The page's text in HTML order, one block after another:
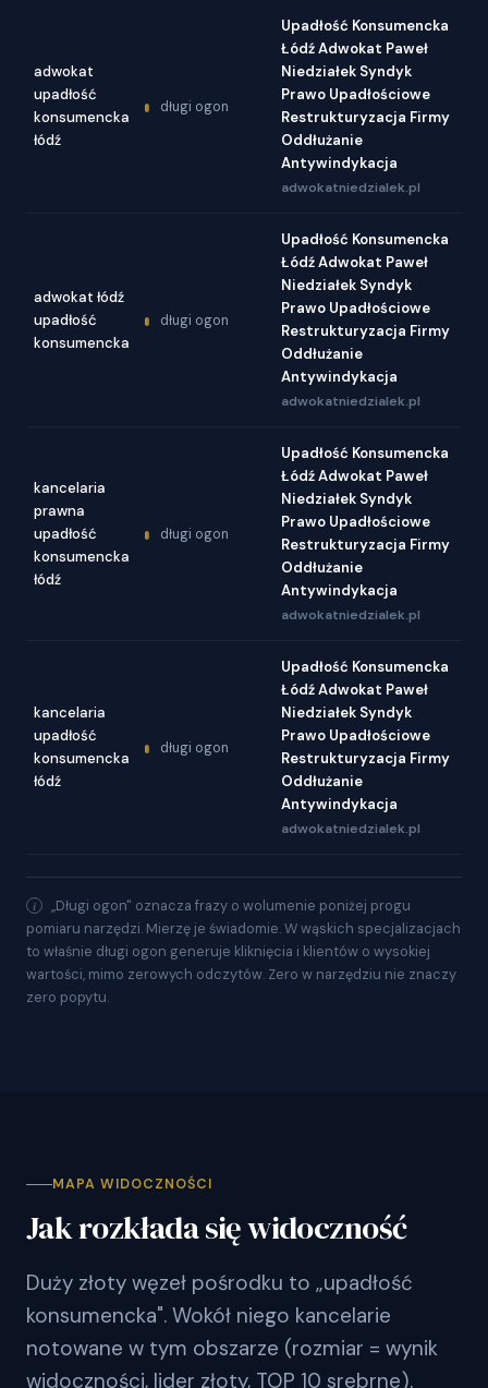
adwokat
upadłość
konsumencka
łódź
długi ogon
Upadłość Konsumencka
Łódź Adwokat Paweł
Niedziałek Syndyk
Prawo Upadłościowe
Restrukturyzacja Firmy
Oddłużanie
Antywindykacja
adwokatniedzialek.pl
adwokat łódź
upadłość
konsumencka
długi ogon
Upadłość Konsumencka
Łódź Adwokat Paweł
Niedziałek Syndyk
Prawo Upadłościowe
Restrukturyzacja Firmy
Oddłużanie
Antywindykacja
adwokatniedzialek.pl
kancelaria
prawna
upadłość
konsumencka
łódź
długi ogon
Upadłość Konsumencka
Łódź Adwokat Paweł
Niedziałek Syndyk
Prawo Upadłościowe
Restrukturyzacja Firmy
Oddłużanie
Antywindykacja
adwokatniedzialek.pl
kancelaria
upadłość
konsumencka
łódź
długi ogon
Upadłość Konsumencka
Łódź Adwokat Paweł
Niedziałek Syndyk
Prawo Upadłościowe
Restrukturyzacja Firmy
Oddłużanie
Antywindykacja
adwokatniedzialek.pl
„Długi ogon" oznacza frazy o wolumenie poniżej progu
pomiaru narzędzi. Mierzę je świadomie. W wąskich specjalizacjach
to właśnie długi ogon generuje kliknięcia i klientów o wysokiej
wartości, mimo zerowych odczytów. Zero w narzędziu nie znaczy
zero popytu.
MAPA WIDOCZNOŚCI
Jak rozkłada się widoczność
Duży złoty węzeł pośrodku to „upadłość
konsumencka". Wokół niego kancelarie
notowane w tym obszarze (rozmiar = wynik
widoczności, lider złoty, TOP 10 srebrne).